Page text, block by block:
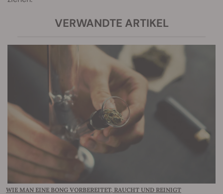
VERWANDTE ARTIKEL
WIE MAN EINE BONG VORBEREITET, RAUCHT UND REINIGT